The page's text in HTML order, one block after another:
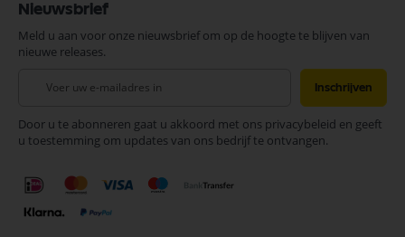
Nieuwsbrief
Meld u aan voor onze nieuwsbrief om op de hoogte te blijven van
nieuwe releases.
onze
nieuwsbrief
Inschrijven
Door u te abonneren gaat u akkoord met ons privacybeleid en geeft
u toestemming om updates van ons bedrijf te ontvangen.